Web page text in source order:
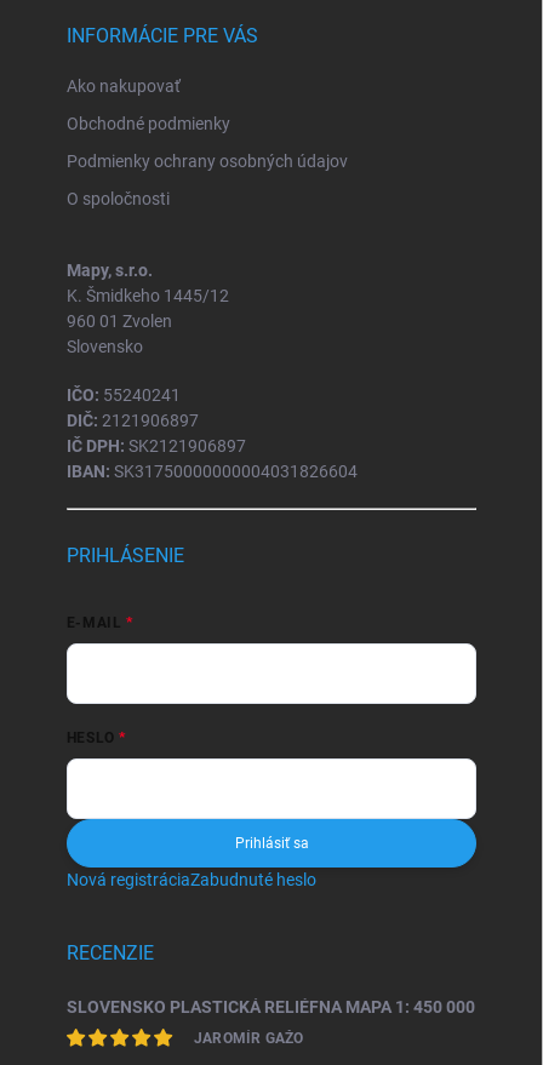
INFORMÁCIE PRE VÁS
Ako nakupovať
Obchodné podmienky
Podmienky ochrany osobných údajov
O spoločnosti
Mapy, s.r.o.
K. Šmidkeho 1445/12
960 01 Zvolen
Slovensko
IČO: 55240241
DIČ: 2121906897
IČ DPH: SK2121906897
IBAN: SK31750000000004031826604
PRIHLÁSENIE
E-MAIL
HESLO
Prihlásiť sa
Nová registráciaZabudnuté heslo
RECENZIE
SLOVENSKO PLASTICKÁ RELIÉFNA MAPA 1: 450 000
JAROMÍR GAŽO